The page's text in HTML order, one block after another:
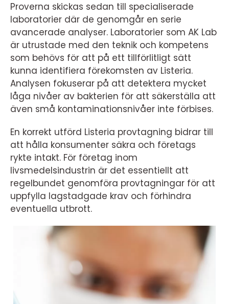
Proverna skickas sedan till specialiserade
laboratorier där de genomgår en serie
avancerade analyser. Laboratorier som AK Lab
är utrustade med den teknik och kompetens
som behövs för att på ett tillförlitligt sätt
kunna identifiera förekomsten av Listeria.
Analysen fokuserar på att detektera mycket
låga nivåer av bakterien för att säkerställa att
även små kontaminationsnivåer inte förbises.
En korrekt utförd Listeria provtagning bidrar till
att hålla konsumenter säkra och företags
rykte intakt. För företag inom
livsmedelsindustrin är det essentiellt att
regelbundet genomföra provtagningar för att
uppfylla lagstadgade krav och förhindra
eventuella utbrott.